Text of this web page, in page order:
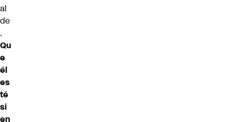
al
de
.
Qu
e
él
es
té
si
en